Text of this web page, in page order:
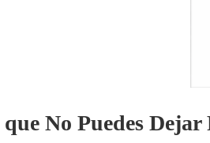
No Puedes Dejar